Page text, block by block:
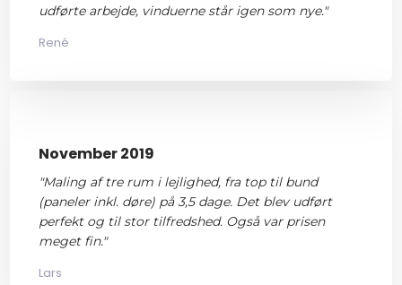
udførte arbejde, vinduerne står igen som nye."
René
November 2019
"Maling af tre rum i lejlighed, fra top til bund
(paneler inkl. døre) på 3,5 dage. Det blev udført
perfekt og til stor tilfredshed. Også var prisen
meget fin."
Lars